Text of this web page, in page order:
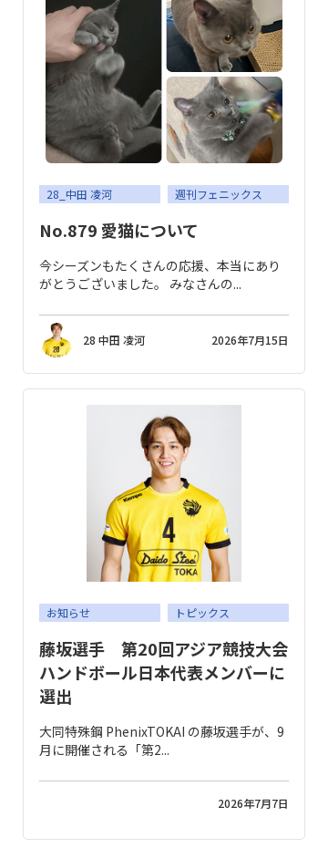
28_中田 凌河 週刊フェニックス
No.879 愛猫について
今シーズンもたくさんの応援、本当にあり
がとうございました。 みなさんの...
28 中田 凌河 2026年7月15日
お知らせ トピックス
藤坂選手 第20回アジア競技大会
ハンドボール日本代表メンバーに
選出
大同特殊鋼 PhenixTOKAI の藤坂選手が、9
月に開催される「第2...
2026年7月7日